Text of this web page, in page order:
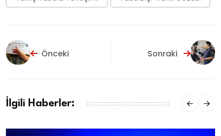
Önceki Sonraki
İlgili Haberler: